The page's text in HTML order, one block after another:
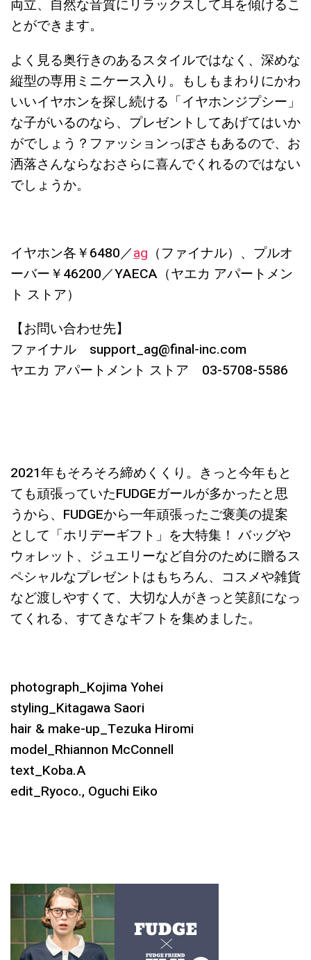
両立、自然な音質にリラックスして耳を傾けるこ
とができます。
よく見る奥行きのあるスタイルではなく、深めな
縦型の専用ミニケース入り。もしもまわりにかわ
いいイヤホンを探し続ける「イヤホンジプシー」
な子がいるのなら、プレゼントしてあげてはいか
がでしょう？ファッションっぽさもあるので、お
洒落さんならなおさらに喜んでくれるのではない
でしょうか。
イヤホン各￥6480／ag （ファイナル）、プルオ
ーバー￥46200／YAECA（ヤエカ アパートメン
ト ストア）
【お問い合わせ先】
ファイナル support_ag@final-inc.com
ヤエカ アパートメント ストア 03-5708-5586
2021年もそろそろ締めくくり。きっと今年もと
ても頑張っていたFUDGEガールが多かったと思
うから、FUDGEから一年頑張ったご褒美の提案
として「ホリデーギフト」を大特集！ バッグや
ウォレット、ジュエリーなど自分のために贈るス
ペシャルなプレゼントはもちろん、コスメや雑貨
など渡しやすくて、大切な人がきっと笑顔になっ
てくれる、すてきなギフトを集めました。
photograph_Kojima Yohei
styling_Kitagawa Saori
hair & make-up_Tezuka Hiromi
model_Rhiannon McConnell
text_Koba.A
edit_Ryoco., Oguchi Eiko